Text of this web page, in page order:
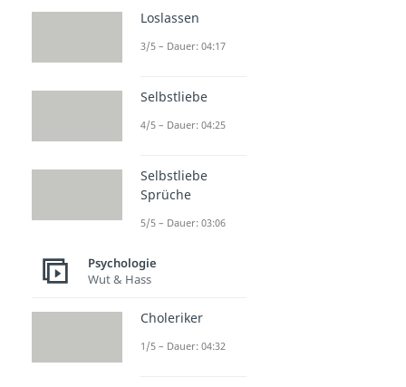
Loslassen
3/5 – Dauer: 04:17
Selbstliebe
4/5 – Dauer: 04:25
Selbstliebe
Sprüche
5/5 – Dauer: 03:06
Psychologie
Wut & Hass
Choleriker
1/5 – Dauer: 04:32